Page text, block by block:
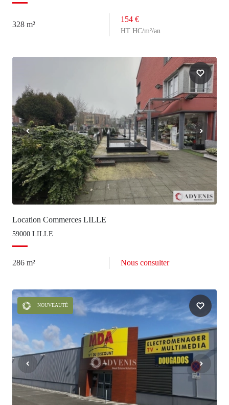
328 m²
154 €
HT HC/m²/an
Location Commerces LILLE
59000 LILLE
286 m² Nous consulter
NOUVEAUTÉ